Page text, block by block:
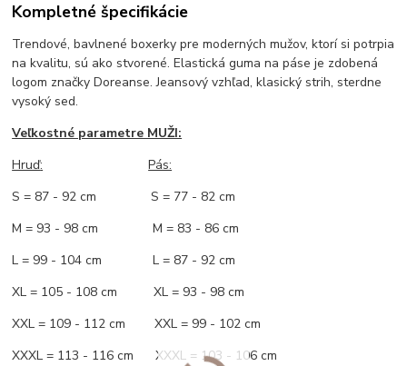
Kompletné špecifikácie
Trendové, bavlnené boxerky pre moderných mužov, ktorí si potrpia
na kvalitu, sú ako stvorené. Elastická guma na páse je zdobená
logom značky Doreanse. Jeansový vzhľad, klasický strih, sterdne
vysoký sed.
Veľkostné parametre MUŽI:
Hruď:
Pás:
S = 87 - 92 cm S = 77 - 82 cm
M = 93 - 98 cm M = 83 - 86 cm
L = 99 - 104 cm L = 87 - 92 cm
XL = 105 - 108 cm XL = 93 - 98 cm
XXL = 109 - 112 cm XXL = 99 - 102 cm
XXXL = 113 - 116 cm XXXL = 103 - 106 cm